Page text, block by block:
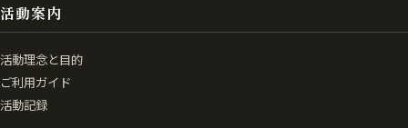
活動案内
活動理念と目的
ご利用ガイド
活動記録